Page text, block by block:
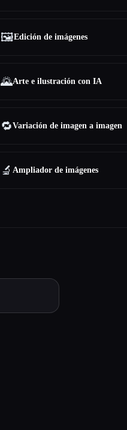
🖼️Edición de imágenes
🌄Arte e ilustración con IA
🔁Variación de imagen a imagen
🔬Ampliador de imágenes